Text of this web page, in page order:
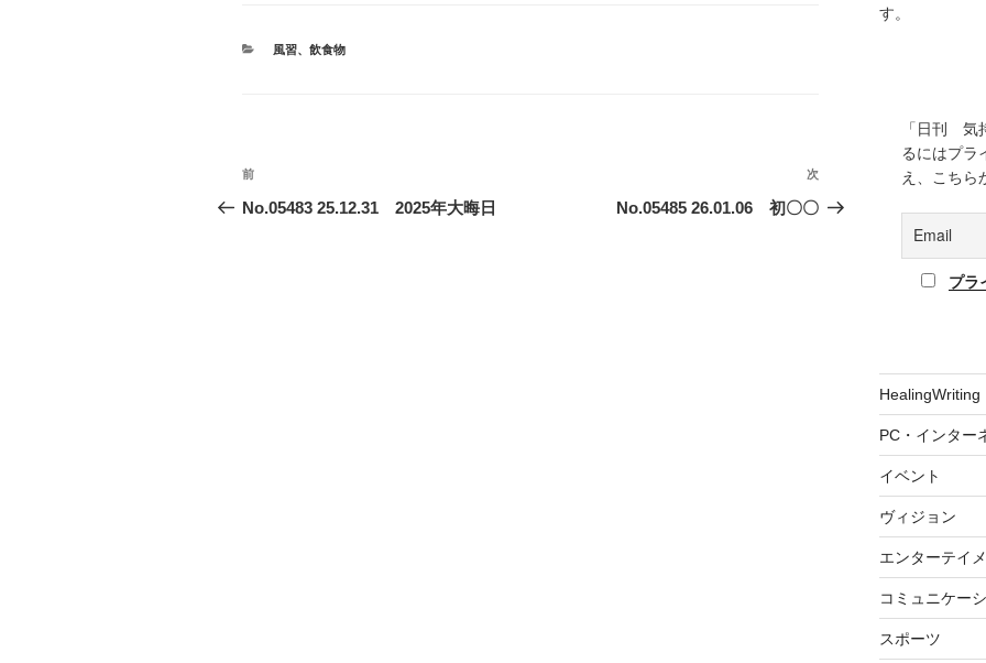
カ
風習、 飲食物
投
稿
前
の
前
No.05483 25.12.31 2025年大晦日
次
の
次
No.05485 26.01.06 初〇〇
す。
「日刊 気
るにはプラ
え、こちら
プラ
HealingWriting
PC・インター
イベント
ヴィジョン
エンターテイ
コミュニケー
スポーツ